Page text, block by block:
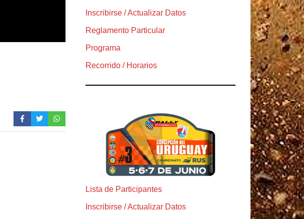
Inscribirse / Actualizar Datos
Reglamento Particular
Programa
Recorrido / Horarios
Lista de Participantes
Inscribirse / Actualizar Datos